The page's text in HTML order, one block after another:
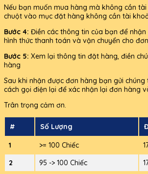
Nếu bạn muốn mua hàng mà không cần
chuột vào mục đặt hàng không cần tài
Bước 4: Điền các thông tin của bạn để
hình thức thanh toán và vận chuyển cho
Bước 5: Xem lại thông tin đặt hàng, điền
hàng
Sau khi nhận được đơn hàng bạn gửi chúng
cách gọi điện lại để xác nhận lại đơn hàng
Trân trọng cảm ơn.
# Số Lượng
1 >= 100 Chiếc
2
95 -> 100 Chiếc